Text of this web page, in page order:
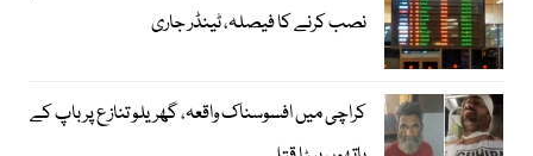
نصب کرنے کا فیصلہ، ٹینڈر جاری
کراچی میں افسوسناک واقعہ، گھریلو تنازع پر باپ کے